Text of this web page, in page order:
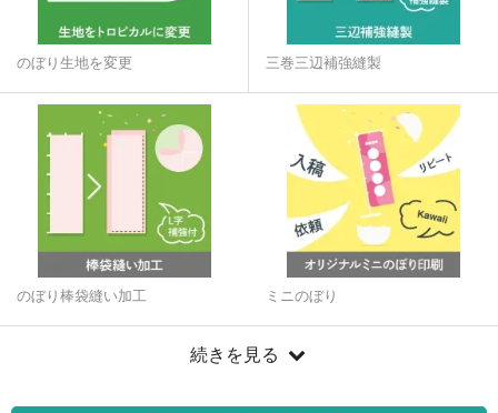
のぼり生地を変更 三巻三辺補強縫製
のぼり棒袋縫い加工 ミニのぼり
続きを見る